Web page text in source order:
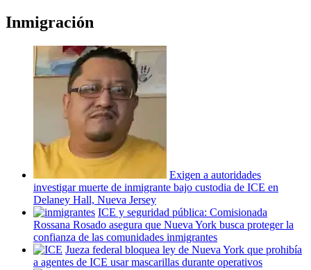
Inmigración
Exigen a autoridades
investigar muerte de inmigrante bajo custodia de ICE en
Delaney Hall, Nueva Jersey
ICE y seguridad pública: Comisionada
Rossana Rosado asegura que Nueva York busca proteger la
confianza de las comunidades inmigrantes
Jueza federal bloquea ley de Nueva York que prohibía
a agentes de ICE usarmascarillas durante operativos